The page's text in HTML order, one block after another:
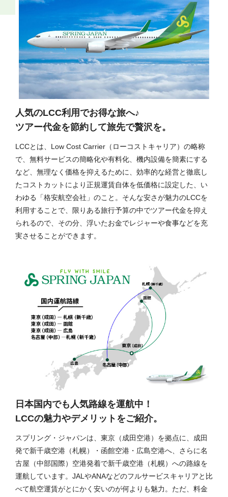
人気のLCC利用でお得な旅へ♪
ツアー代金を節約して旅先で贅沢を。
LCCとは、Low Cost Carrier（ローコストキャリア）の略称
で、無料サービスの簡略化や有料化、機内設備を簡素にする
など、無理なく価格を抑えるために、効率的な経営と徹底し
たコストカットにより正規運賃自体を低価格に設定した、い
わゆる「格安航空会社」のこと。そんな安さが魅力のLCCを
利用することで、限りある旅行予算の中でツアー代金を抑え
られるので、その分、浮いたお金でレジャーや食事などを充
実させることができます。
日本国内でも人気路線を運航中！
LCCの魅力やデメリットをご紹介。
スプリング・ジャパンは、東京（成田空港）を拠点に、成田
発で新千歳空港（札幌）・函館空港・広島空港へ、さらに名
古屋（中部国際）空港発着で新千歳空港（札幌）への路線を
運航しています。JALやANAなどのフルサービスキャリアと比
べて航空運賃がとにかく安いのが何よりも魅力。ただ、料金